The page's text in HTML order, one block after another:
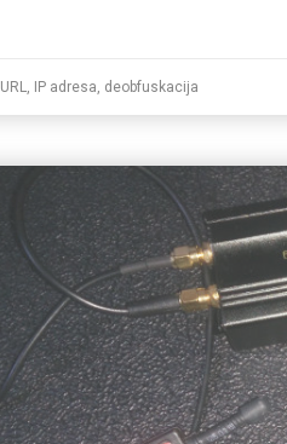
URL, IP adresa, deobfuskacija